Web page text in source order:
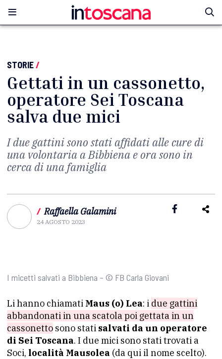
STORIE/
Gettati in un cassonetto,
operatore Sei Toscana
salva due mici
I due gattini sono stati affidati alle cure di
una volontaria a Bibbiena e ora sono in
cerca di una famiglia
/ Raffaella Galamini
24 AGOSTO 2023
I micetti salvati a Bibbiena – © FB Carla Giovani
Li hanno chiamati Maus (o) Lea: i due gattini
abbandonati in una scatola poi gettata in un
cassonetto sono stati salvati da un operatore
di Sei Toscana. I due mici sono stati trovati a
Soci, località Mausolea (da qui il nome scelto).